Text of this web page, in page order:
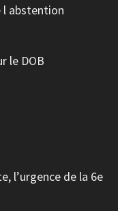
l abstention
le DOB
l’urgence de la 6e